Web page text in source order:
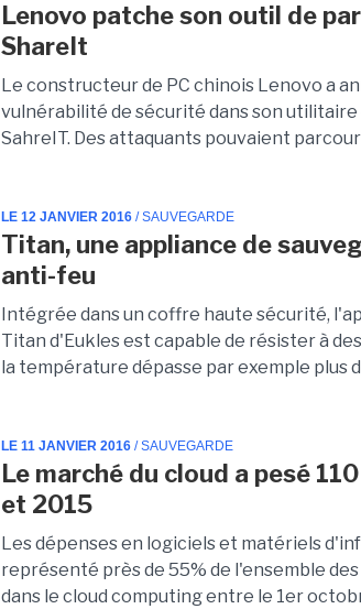
Lenovo patche son outil de
ShareIt
Le constructeur de PC chinois Lenovo a
vulnérabilité de sécurité dans son
SahreIT. Des attaquants pouvaient
LE 12 JANVIER 2016 / SAUVEGARDE
Titan, une appliance de
anti-feu
Intégrée dans un coffre haute sécurité,
Titan d'Eukles est capable de résister à
la température dépasse par exemple plus
LE 11 JANVIER 2016 / SAUVEGARDE
Le marché du cloud a pesé
et 2015
Les dépenses en logiciels et matériels
représenté près de 55% de l'ensemble
dans le cloud computing entre le 1er